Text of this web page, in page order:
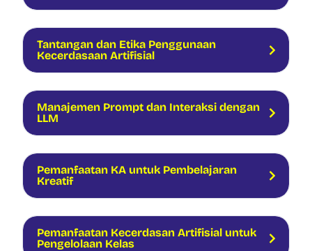
Tantangan dan Etika Penggunaan
Kecerdasaan Artifisial
Manajemen Prompt dan Interaksi dengan
LLM
Pemanfaatan KA untuk Pembelajaran
Kreatif
Pemanfaatan Kecerdasan Artifisial untuk
Pengelolaan Kelas